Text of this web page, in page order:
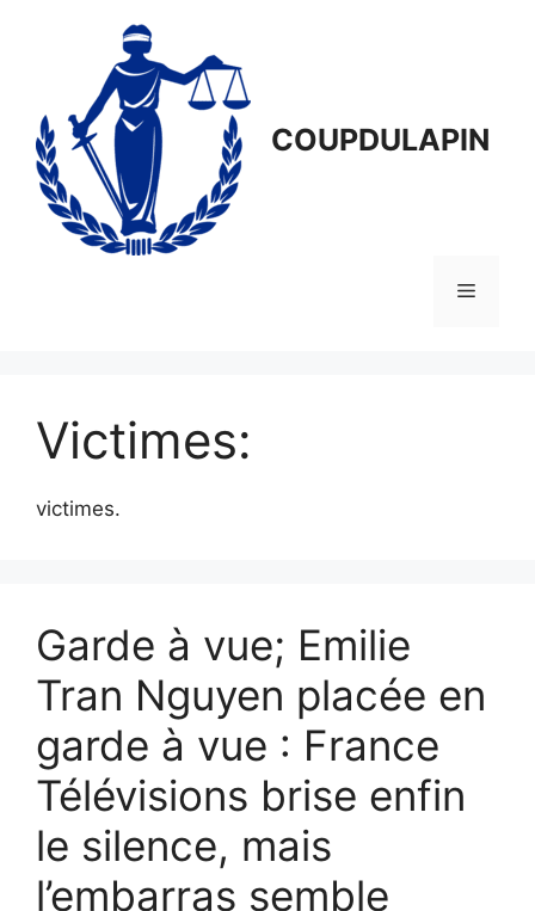
COUPDULAPIN
Menu
Victimes:
victimes.
Garde à vue; Emilie
Tran Nguyen placée en
garde à vue : France
Télévisions brise enfin
le silence, mais
l’embarras semble